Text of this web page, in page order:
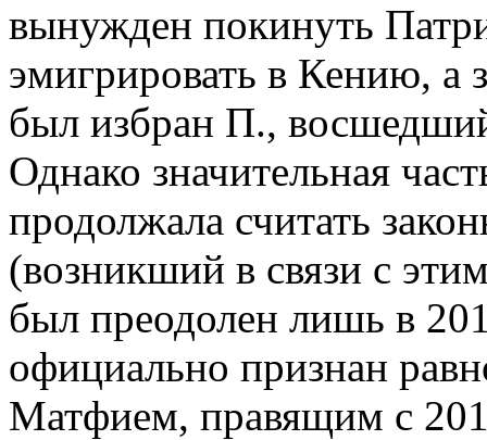
вынужден покинуть
эмигрировать в Кению,
был избран П.,
Однако значительная
продолжала считать
(возникший в связи с
был преодолен лишь в
официально признан
Матфием, правящим с